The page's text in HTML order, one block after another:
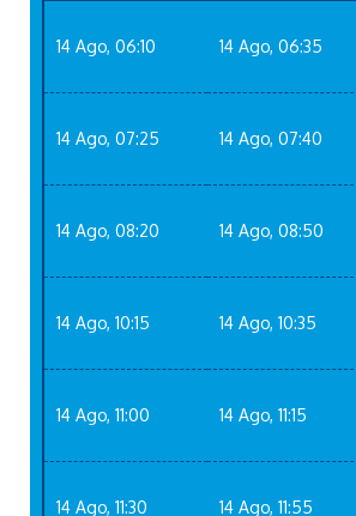
14 Ago, 06:10 14 Ago, 06:35
14 Ago, 07:25 14 Ago, 07:40
14 Ago, 08:20 14 Ago, 08:50
14 Ago, 10:15 14 Ago, 10:35
14 Ago, 11:00 14 Ago, 11:15
14 Ago, 11:30 14 Ago, 11:55